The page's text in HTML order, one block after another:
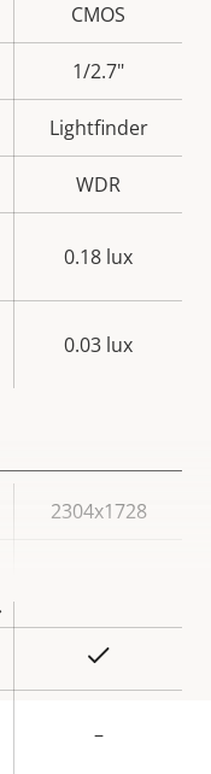
CMOS
1/2.7"
Lightfinder
WDR
0.18 lux
0.03 lux
2304x1728
–